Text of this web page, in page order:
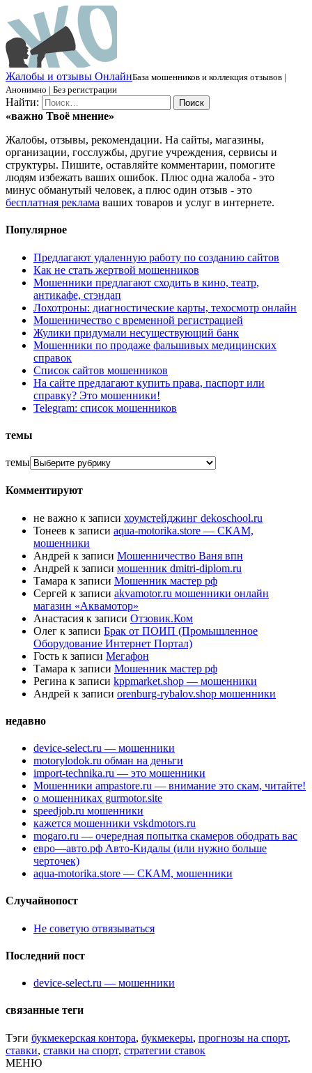
Жалобы и отзывы ОнлайнБаза мошенников и коллекция отзывов |
Анонимно | Без регистрации
Найти:
«важно Твоё мнение»
Жалобы, отзывы, рекомендации. На сайты, магазины,
организации, госслужбы, другие учреждения, сервисы и
структуры. Пишите, оставляйте комментарии, помогите
людям избежать ваших ошибок. Плюс одна жалоба - это
минус обманутый человек, а плюс один отзыв - это
бесплатная реклама ваших товаров и услуг в интернете.
Популярное
Предлагают удаленную работу по созданию сайтов
Как не стать жертвой мошенников
Мошенники предлагают сходить в кино, театр,
антикафе, стэндап
Лохотроны: диагностические карты, техосмотр онлайн
Мошенничество с временной регистрацией
Жулики придумали несуществующий банк
Мошенники по продаже фальшивых медицинских
справок
Список сайтов мошенников
На сайте предлагают купить права, паспорт или
справку? Это мошенники!
Telegram: список мошенников
темы
темы
Комментируют
не важно к записи хоумстейджинг dekoschool.ru
Тонеев к записи aqua-motorika.store — СКАМ,
мошенники
Андрей к записи Мошенничество Ваня впн
Андрей к записи мошенник dmitri-diplom.ru
Тамара к записи Мошенник мастер рф
Сергей к записи akvamotor.ru мошенники онлайн
магазин «Аквамотор»
Анастасия к записи Отзовик.Ком
Олег к записи Брак от ПОИП (Промышленное
Оборудование Интернет Портал)
Гость к записи Мегафон
Тамара к записи Мошенник мастер рф
Регина к записи kppmarket.shop — мошенники
Андрей к записи orenburg-rybalov.shop мошенники
недавно
device-select.ru — мошенники
motorylodok.ru обман на деньги
import-technika.ru — это мошенники
Мошенники ampastore.ru — внимание это скам, читайте!
о мошенниках gurmotor.site
speedjob.ru мошенники
кажется мошенники vskdmotors.ru
mogaro.ru — очередная попытка скамеров ободрать вас
евро—авто.рф Авто-Кидалы (или нужно больше
черточек)
aqua-motorika.store — СКАМ, мошенники
Случайнопост
Не советую отвязываться
Последний пост
device-select.ru — мошенники
связанные теги
Тэги букмекерская контора, букмекеры, прогнозы на спорт,
ставки, ставки на спорт, стратегии ставок
МЕНЮ